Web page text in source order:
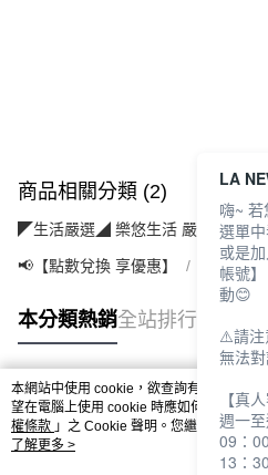
商品相關分類 (2)
◤生活嚴選◢ 樂悠生活 嚴選好物
📢【點數兌換 享優惠】 【5點】
本分類熱銷全站排行
熱門標籤
本網站中使用 cookie，欲查詢有關本網站
望在電腦上使用 cookie 時應如何變更電腦
權條款 」之 Cookie 聲明。您繼續使用本
用條款之 Cookie 聲明使用 cookie。
了解更多 >
LA
嗨~
選單
或是
帳號
動😊
⚠️請注
無法
【真
週一
09：
13：